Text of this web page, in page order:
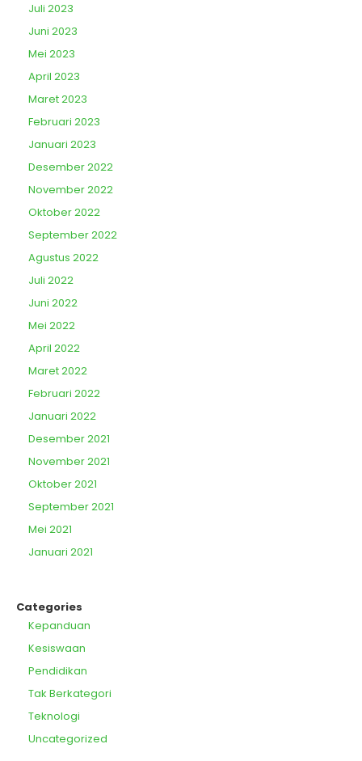
Juli 2023
Juni 2023
Mei 2023
April 2023
Maret 2023
Februari 2023
Januari 2023
Desember 2022
November 2022
Oktober 2022
September 2022
Agustus 2022
Juli 2022
Juni 2022
Mei 2022
April 2022
Maret 2022
Februari 2022
Januari 2022
Desember 2021
November 2021
Oktober 2021
September 2021
Mei 2021
Januari 2021
Categories
Kepanduan
Kesiswaan
Pendidikan
Tak Berkategori
Teknologi
Uncategorized